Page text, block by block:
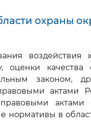
охраны
воздействия
оценки
законом,
актами
актами
нормативы в